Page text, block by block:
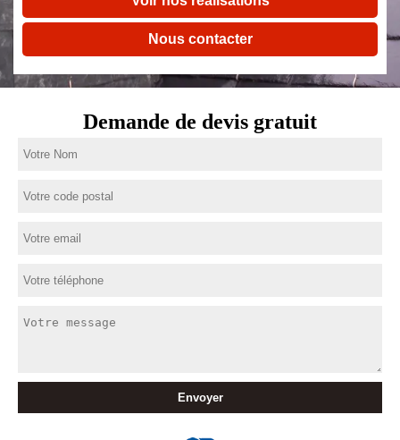
Nous contacter
Demande de devis gratuit